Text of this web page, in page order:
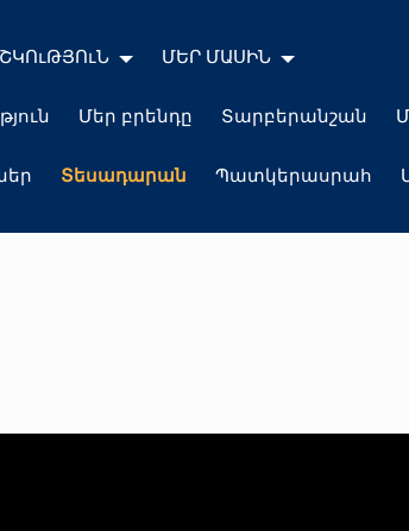
ՄԵՐ ՄԱՍԻՆ
Մեր բրենդը Տարբերանշան
Տեսադարան Պատկերասրահ